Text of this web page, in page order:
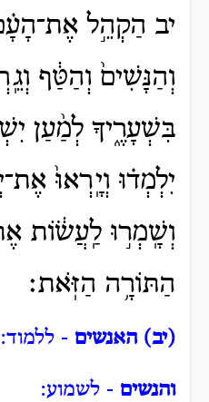
יב הַקְהֵ֣ל
וְהַנָּשִׁים֙ וְהַטַּ֔ף
בִּשְׁעָרֶ֑יךָ לְמַ֨עַן
יִלְמְד֗וּ וְיָֽרְאוּ֙
וְשָֽׁמְר֣וּ לַֽעֲשׂ֔וֹת
הַתּוֹרָ֥ה הַזֹּֽאת׃
(יב) האנשים - ללמוד:
והנשים - לשמוע: